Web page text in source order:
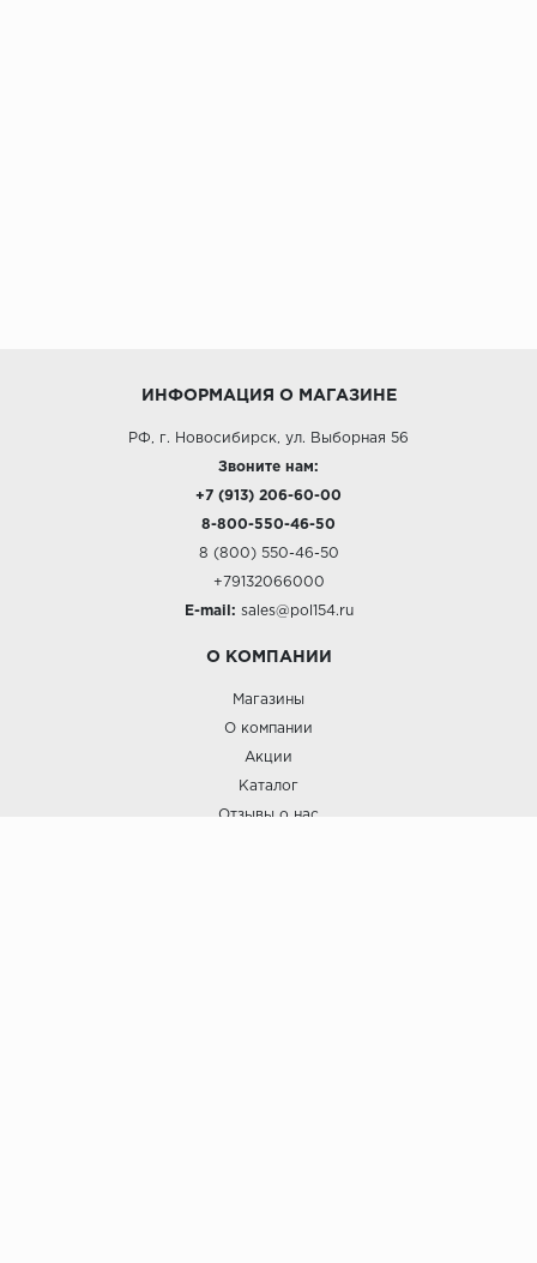
ИНФОРМАЦИЯ О МАГАЗИНЕ
РФ, г. Новосибирск, ул. Выборная 56
Звоните нам:
+7 (913) 206-60-00
8-800-550-46-50
8 (800) 550-46-50
+79132066000
E-mail: sales@pol154.ru
О КОМПАНИИ
Магазины
О компании
Акции
Каталог
Отзывы о нас